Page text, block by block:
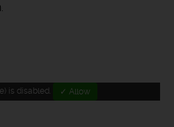
is disabled. ✓ Allow